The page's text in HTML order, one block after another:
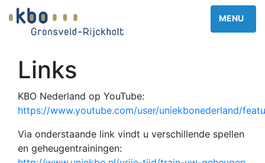
Links
KBO Nederland op YouTube:
https://www.youtube.com/user/uniekbonederland/
Via onderstaande link vindt u verschillende spellen
en geheugentrainingen: